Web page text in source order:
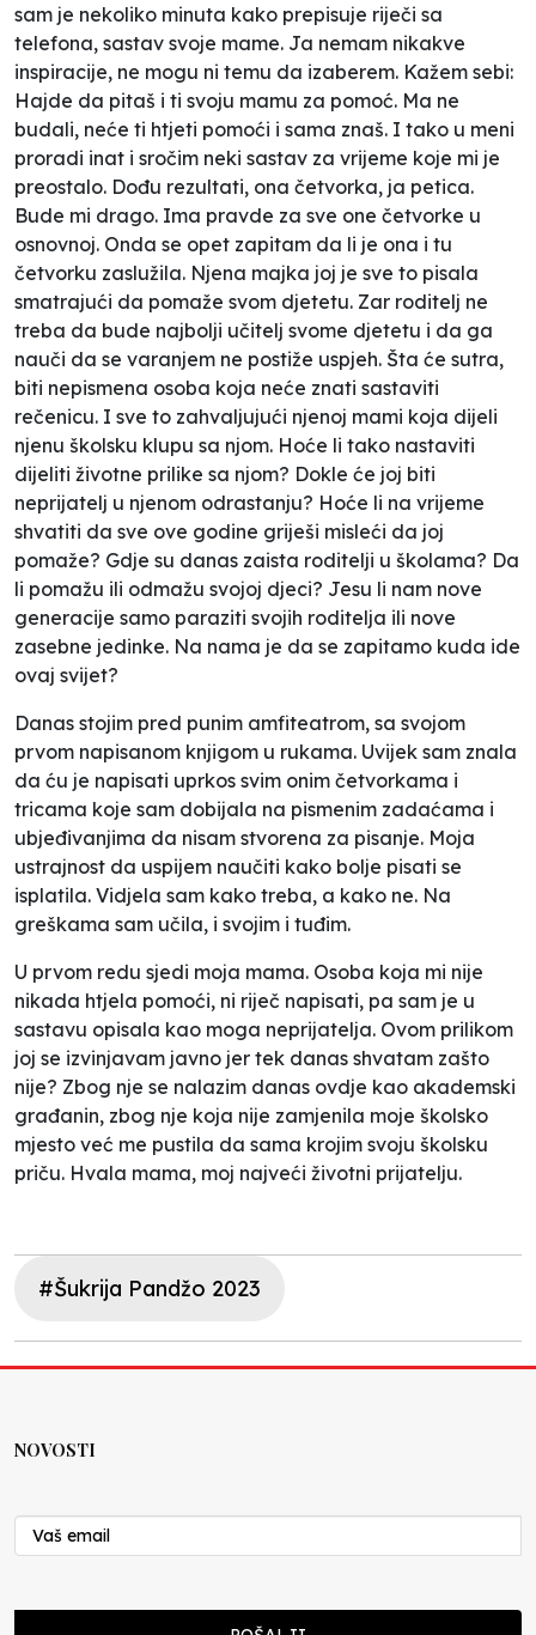
sam je nekoliko minuta kako prepisuje riječi sa
telefona, sastav svoje mame. Ja nemam nikakve
inspiracije, ne mogu ni temu da izaberem. Kažem sebi:
Hajde da pitaš i ti svoju mamu za pomoć. Ma ne
budali, neće ti htjeti pomoći i sama znaš. I tako u meni
proradi inat i sročim neki sastav za vrijeme koje mi je
preostalo. Dođu rezultati, ona četvorka, ja petica.
Bude mi drago. Ima pravde za sve one četvorke u
osnovnoj. Onda se opet zapitam da li je ona i tu
četvorku zaslužila. Njena majka joj je sve to pisala
smatrajući da pomaže svom djetetu. Zar roditelj ne
treba da bude najbolji učitelj svome djetetu i da ga
nauči da se varanjem ne postiže uspjeh. Šta će sutra,
biti nepismena osoba koja neće znati sastaviti
rečenicu. I sve to zahvaljujući njenoj mami koja dijeli
njenu školsku klupu sa njom. Hoće li tako nastaviti
dijeliti životne prilike sa njom? Dokle će joj biti
neprijatelj u njenom odrastanju? Hoće li na vrijeme
shvatiti da sve ove godine griješi misleći da joj
pomaže? Gdje su danas zaista roditelji u školama? Da
li pomažu ili odmažu svojoj djeci? Jesu li nam nove
generacije samo paraziti svojih roditelja ili nove
zasebne jedinke. Na nama je da se zapitamo kuda ide
ovaj svijet?
Danas stojim pred punim amfiteatrom, sa svojom
prvom napisanom knjigom u rukama. Uvijek sam znala
da ću je napisati uprkos svim onim četvorkama i
tricama koje sam dobijala na pismenim zadaćama i
ubjeđivanjima da nisam stvorena za pisanje. Moja
ustrajnost da uspijem naučiti kako bolje pisati se
isplatila. Vidjela sam kako treba, a kako ne. Na
greškama sam učila, i svojim i tuđim.
U prvom redu sjedi moja mama. Osoba koja mi nije
nikada htjela pomoći, ni riječ napisati, pa sam je u
sastavu opisala kao moga neprijatelja. Ovom prilikom
joj se izvinjavam javno jer tek danas shvatam zašto
nije? Zbog nje se nalazim danas ovdje kao akademski
građanin, zbog nje koja nije zamjenila moje školsko
mjesto već me pustila da sama krojim svoju školsku
priču. Hvala mama, moj najveći životni prijatelju.
#Šukrija Pandžo 2023
NOVOSTI